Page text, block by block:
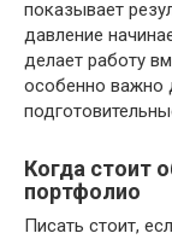
показывает
давление
делает работу
особенно важно
Когда стоит
портфолио
Писать стоит,